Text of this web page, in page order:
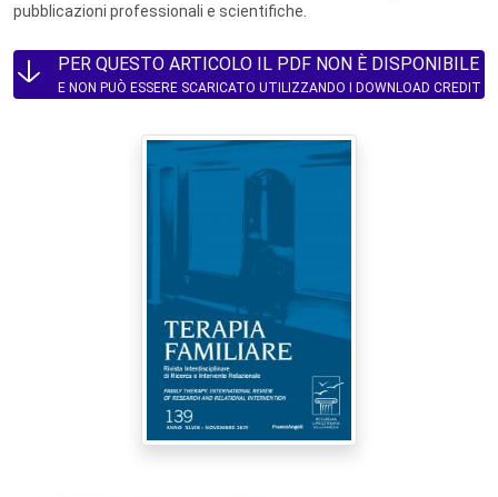
pubblicazioni professionali e scientifiche.
PER QUESTO ARTICOLO IL PDF NON È DISPONIBILE
E NON PUÒ ESSERE SCARICATO UTILIZZANDO I DOWNLOAD CREDIT